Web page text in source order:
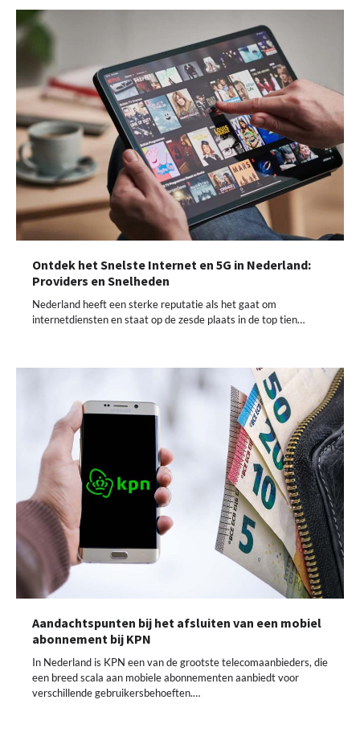
Ontdek het Snelste Internet en 5G in Nederland:
Providers en Snelheden
Nederland heeft een sterke reputatie als het gaat om
internetdiensten en staat op de zesde plaats in de top tien…
Aandachtspunten bij het afsluiten van een mobiel
abonnement bij KPN
In Nederland is KPN een van de grootste telecomaanbieders, die
een breed scala aan mobiele abonnementen aanbiedt voor
verschillende gebruikersbehoeften.…